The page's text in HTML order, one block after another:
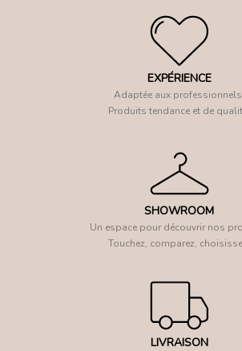
EXPÉRIENCE
Adaptée aux
Produits tendance et de
SHOWROOM
Un espace pour découvrir nos
Touchez, comparez,
LIVRAISON